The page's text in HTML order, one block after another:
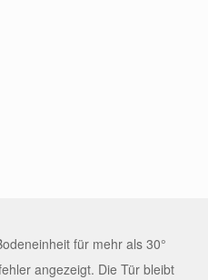
für mehr als 30°
angezeigt. Die Tür bleibt